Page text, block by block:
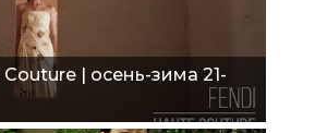
| осень-зима 21-